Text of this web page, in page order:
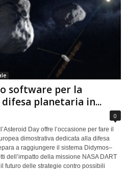
software per la
planetaria in...
0
Day offre l’occasione per fare il
dimostrativa dedicata alla difesa
a raggiungere il sistema Didymos–
dell’impatto della missione NASA DART
futuro delle strategie contro possibili